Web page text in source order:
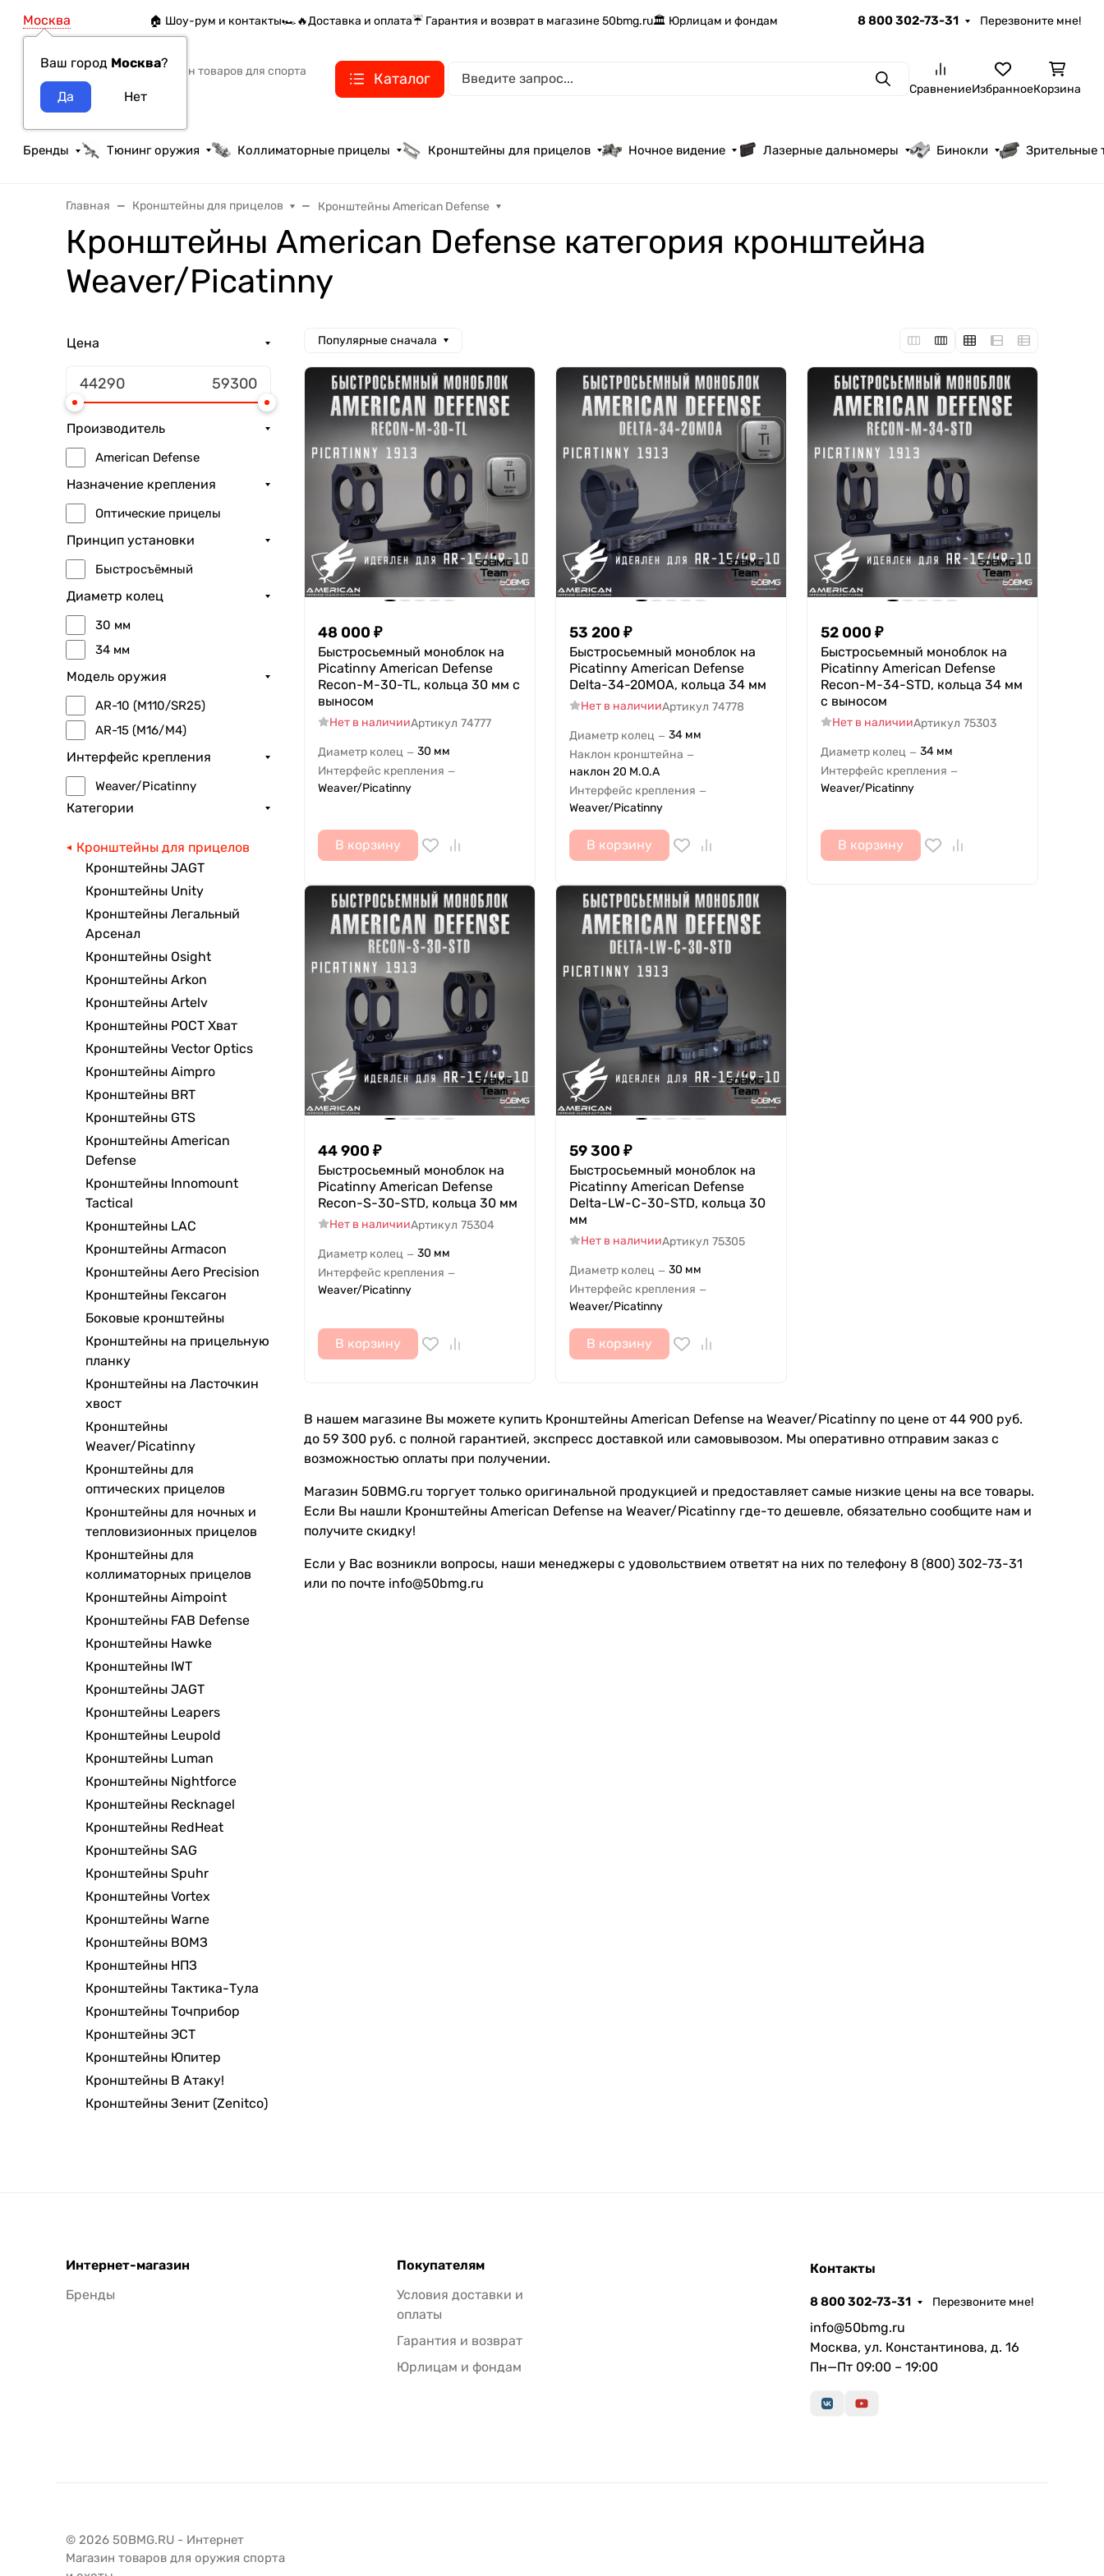
Москва
Ваш город Москва?
🏠 Шоу-рум и контакты🏎️🔥Доставка и оплата☔ Гарантия и возврат в магазине 50bmg.ru🏛️ Юрлицам и фондам 8 800 302-73-31 Перезвоните мне!
Интернет-магазин товаров для спорта
тактики и охоты
Каталог ПоискСравнениеИзбранноеКорзина
Бренды Тюнинг оружия Коллиматорные прицелы Кронштейны для прицелов Ночное видение Лазерные дальномеры Бинокли Зрительные
Главная Кронштейны для прицелов Кронштейны American Defense
Кронштейны American Defense категория кронштейна
Weaver/Picatinny
Цена
Производитель
American Defense
Назначение крепления
Оптические прицелы
Принцип установки
Быстросъёмный
Диаметр колец
30 мм
34 мм
Модель оружия
AR-10 (M110/SR25)
AR-15 (M16/M4)
Интерфейс крепления
Weaver/Picatinny
Категории
Кронштейны для прицелов
Кронштейны JAGT
Кронштейны Unity
Кронштейны Легальный
Арсенал
Кронштейны Osight
Кронштейны Arkon
Кронштейны Artelv
Кронштейны РОСТ Хват
Кронштейны Vector Optics
Кронштейны Aimpro
Кронштейны BRT
Кронштейны GTS
Кронштейны American
Defense
Кронштейны Innomount
Tactical
Кронштейны LAC
Кронштейны Armacon
Кронштейны Aero Precision
Кронштейны Гексагон
Боковые кронштейны
Кронштейны на прицельную
планку
Кронштейны на Ласточкин
хвост
Кронштейны
Weaver/Picatinny
Кронштейны для
оптических прицелов
Кронштейны для ночных и
тепловизионных прицелов
Кронштейны для
коллиматорных прицелов
Кронштейны Aimpoint
Кронштейны FAB Defense
Кронштейны Hawke
Кронштейны IWT
Кронштейны JAGT
Кронштейны Leapers
Кронштейны Leupold
Кронштейны Luman
Кронштейны Nightforce
Кронштейны Recknagel
Кронштейны RedHeat
Кронштейны SAG
Кронштейны Spuhr
Кронштейны Vortex
Кронштейны Warne
Кронштейны ВОМЗ
Кронштейны НПЗ
Кронштейны Тактика-Тула
Кронштейны Точприбор
Кронштейны ЭСТ
Кронштейны Юпитер
Кронштейны В Атаку!
Кронштейны Зенит (Zenitco)
Популярные сначала
48 000 ₽
Быстросьемный моноблок на
Picatinny American Defense
Recon-M-30-TL, кольца 30 мм с
выносом
Нет в наличииАртикул 74777
Диаметр колец — 30 мм
Интерфейс крепления —
Weaver/Picatinny
В корзину
53 200 ₽
Быстросьемный моноблок на
Picatinny American Defense
Delta-34-20MOA, кольца 34 мм
Нет в наличииАртикул 74778
Диаметр колец — 34 мм
Наклон кронштейна —
наклон 20 M.O.A
Интерфейс крепления —
Weaver/Picatinny
В корзину
52 000 ₽
Быстросьемный моноблок на
Picatinny American Defense
Recon-M-34-STD, кольца 34 мм
с выносом
Нет в наличииАртикул 75303
Диаметр колец — 34 мм
Интерфейс крепления —
Weaver/Picatinny
В корзину
44 900 ₽
Быстросьемный моноблок на
Picatinny American Defense
Recon-S-30-STD, кольца 30 мм
Нет в наличииАртикул 75304
Диаметр колец — 30 мм
Интерфейс крепления —
Weaver/Picatinny
В корзину
59 300 ₽
Быстросьемный моноблок на
Picatinny American Defense
Delta-LW-C-30-STD, кольца 30
мм
Нет в наличииАртикул 75305
Диаметр колец — 30 мм
Интерфейс крепления —
Weaver/Picatinny
В корзину
В нашем магазине Вы можете купить Кронштейны American Defense на Weaver/Picatinny по цене от 44 900 руб.
до 59 300 руб. с полной гарантией, экспресс доставкой или самовывозом. Мы оперативно отправим заказ с
возможностью оплаты при получении.
Магазин 50BMG.ru торгует только оригинальной продукцией и предоставляет самые низкие цены на все товары.
Если Вы нашли Кронштейны American Defense на Weaver/Picatinny где-то дешевле, обязательно сообщите нам и
получите скидку!
Если у Вас возникли вопросы, наши менеджеры с удовольствием ответят на них по телефону 8 (800) 302-73-31
или по почте info@50bmg.ru
Интернет-магазин
Бренды
Покупателям
Условия доставки и
оплаты
Гарантия и возврат
Юрлицам и фондам
Контакты
8 800 302-73-31 Перезвоните мне!
info@50bmg.ru
Москва, ул. Константинова, д. 16
Пн—Пт 09:00 – 19:00
© 2026 50BMG.RU - Интернет
Магазин товаров для оружия спорта